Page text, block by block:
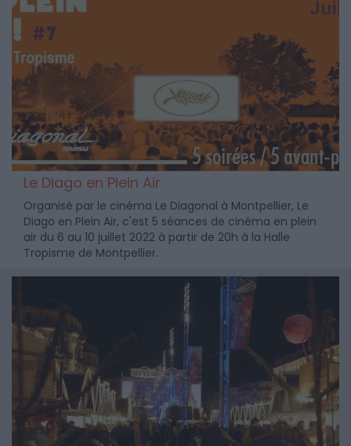
Le Diago en Plein Air
Organisé par le cinéma Le Diagonal à Montpellier, Le
Diago en Plein Air, c'est 5 séances de cinéma en plein
air du 6 au 10 juillet 2022 à partir de 20h à la Halle
Tropisme de Montpellier.